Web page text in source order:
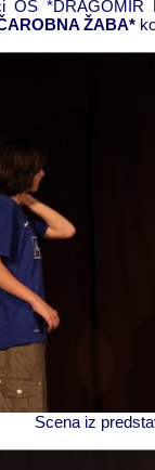
OŠ *DRAGOMIR
ŽABA*
Scena iz